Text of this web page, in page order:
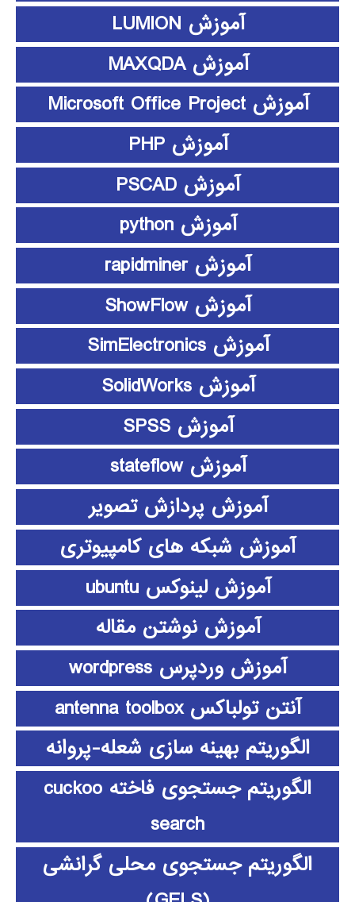
آموزش LUMION
آموزش MAXQDA
آموزش Microsoft Office Project
آموزش PHP
آموزش PSCAD
آموزش python
آموزش rapidminer
آموزش ShowFlow
آموزش SimElectronics
آموزش SolidWorks
آموزش SPSS
آموزش stateflow
آموزش پردازش تصویر
آموزش شبکه های کامپیوتری
آموزش لینوکس ubuntu
آموزش نوشتن مقاله
آموزش وردپرس wordpress
آنتن تولباکس antenna toolbox
الگوریتم بهینه سازی شعله-پروانه
الگوریتم جستجوی فاخته cuckoo
search
الگوریتم جستجوی محلی گرانشی